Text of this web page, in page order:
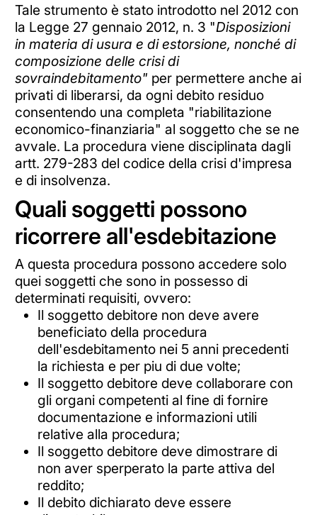
Tale strumento è stato introdotto nel 2012 con
la Legge 27 gennaio 2012, n. 3 "Disposizioni
in materia di usura e di estorsione, nonché di
composizione delle crisi di
sovraindebitamento" per permettere anche ai
privati di liberarsi, da ogni debito residuo
consentendo una completa "riabilitazione
economico-finanziaria" al soggetto che se ne
avvale. La procedura viene disciplinata dagli
artt. 279-283 del codice della crisi d'impresa
e di insolvenza.
Quali soggetti possono
ricorrere all'esdebitazione
A questa procedura possono accedere solo
quei soggetti che sono in possesso di
determinati requisiti, ovvero:
Il soggetto debitore non deve avere
beneficiato della procedura
dell'esdebitamento nei 5 anni precedenti
la richiesta e per piu di due volte;
Il soggetto debitore deve collaborare con
gli organi competenti al fine di fornire
documentazione e informazioni utili
relative alla procedura;
Il soggetto debitore deve dimostrare di
non aver sperperato la parte attiva del
reddito;
Il debito dichiarato deve essere